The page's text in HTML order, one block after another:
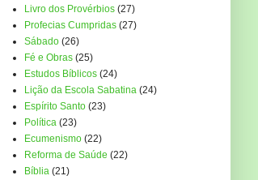
Livro dos Provérbios (27)
Profecias Cumpridas (27)
Sábado (26)
Fé e Obras (25)
Estudos Bíblicos (24)
Lição da Escola Sabatina (24)
Espírito Santo (23)
Política (23)
Ecumenismo (22)
Reforma de Saúde (22)
Bíblia (21)